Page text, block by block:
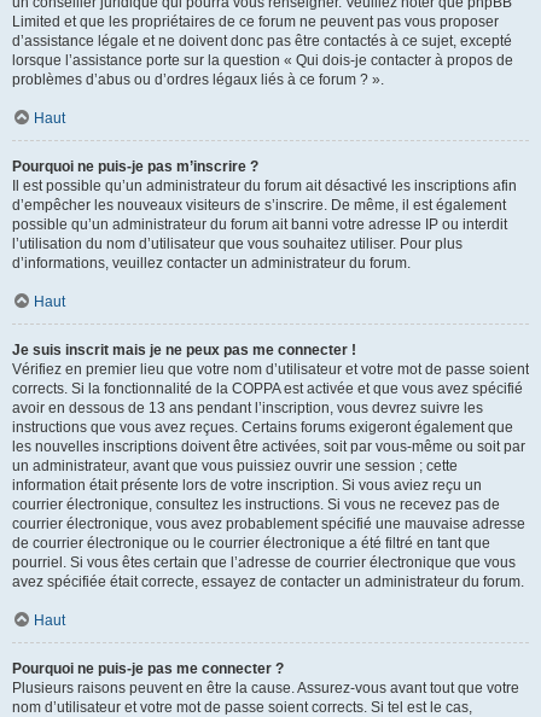
Limited et que les propriétaires de ce forum ne peuvent pas vous proposer
d’assistance légale et ne doivent donc pas être contactés à ce sujet, excepté
lorsque l’assistance porte sur la question « Qui dois-je contacter à propos de
problèmes d’abus ou d’ordres légaux liés à ce forum ? ».
Haut
Pourquoi ne puis-je pas m’inscrire ?
Il est possible qu’un administrateur du forum ait désactivé les inscriptions afin
d’empêcher les nouveaux visiteurs de s’inscrire. De même, il est également
possible qu’un administrateur du forum ait banni votre adresse IP ou interdit
l’utilisation du nom d’utilisateur que vous souhaitez utiliser. Pour plus
d’informations, veuillez contacter un administrateur du forum.
Haut
Je suis inscrit mais je ne peux pas me connecter !
Vérifiez en premier lieu que votre nom d’utilisateur et votre mot de passe soient
corrects. Si la fonctionnalité de la COPPA est activée et que vous avez spécifié
avoir en dessous de 13 ans pendant l’inscription, vous devrez suivre les
instructions que vous avez reçues. Certains forums exigeront également que
les nouvelles inscriptions doivent être activées, soit par vous-même ou soit par
un administrateur, avant que vous puissiez ouvrir une session ; cette
information était présente lors de votre inscription. Si vous aviez reçu un
courrier électronique, consultez les instructions. Si vous ne recevez pas de
courrier électronique, vous avez probablement spécifié une mauvaise adresse
de courrier électronique ou le courrier électronique a été filtré en tant que
pourriel. Si vous êtes certain que l’adresse de courrier électronique que vous
avez spécifiée était correcte, essayez de contacter un administrateur du forum.
Haut
Pourquoi ne puis-je pas me connecter ?
Plusieurs raisons peuvent en être la cause. Assurez-vous avant tout que votre
nom d’utilisateur et votre mot de passe soient corrects. Si tel est le cas,